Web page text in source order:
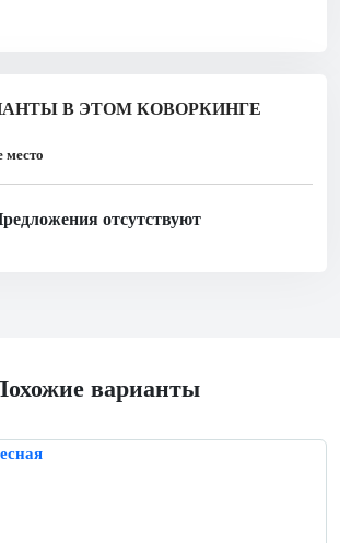
В ЭТОМ КОВОРКИНГЕ
место
отсутствуют
варианты